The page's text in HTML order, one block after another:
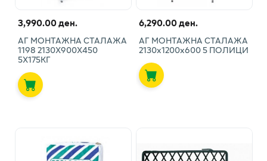
3,990.00 ден.
АГ МОНТАЖНА СТАЛАЖА
1198 2130Х900Х450
5Х175КГ
6,290.00 ден.
АГ МОНТАЖНА СТАЛАЖА
2130х1200х600 5 ПОЛИЦИ